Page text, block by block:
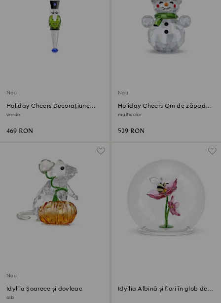
Nou
Holiday Cheers Decorațiune
Spărgătorul de nuci
verde
469 RON
Nou
Holiday Cheers Om de zăpadă
hopa-mitică
multicolor
529 RON
Nou
Idyllia Șoarece și dovleac
alb
Idyllia Albină și flori în glob de